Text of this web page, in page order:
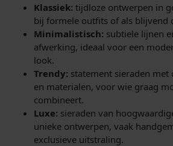
Klassiek: tijdloze ontwerpen in
bij formele outfits of als blijvend
Minimalistisch: subtiele lijnen
afwerking, ideaal voor een
look.
Trendy: statement sieraden
en materialen, voor wie graag
combineert.
Luxe: sieraden van
unieke ontwerpen, vaak
exclusieve uitstraling.